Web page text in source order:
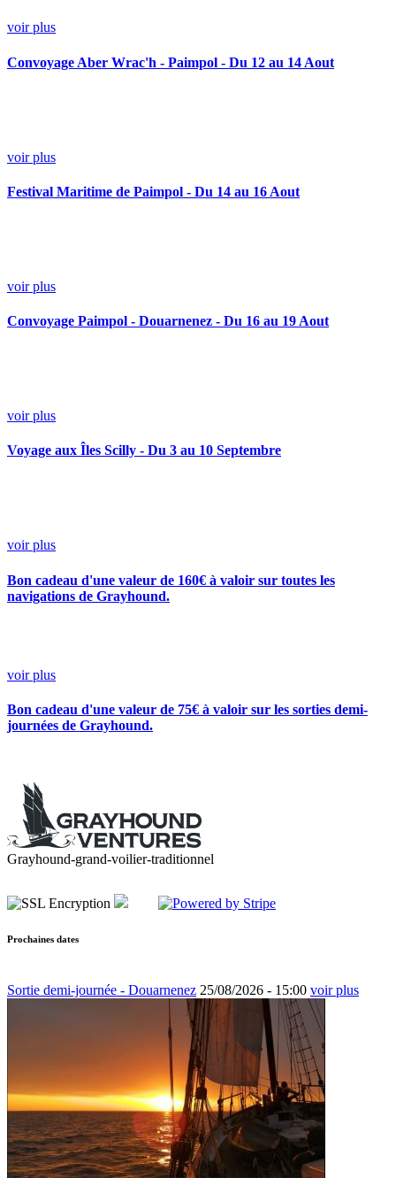
voir plus
Convoyage Aber Wrac'h - Paimpol - Du 12 au 14 Aout
voir plus
Festival Maritime de Paimpol - Du 14 au 16 Aout
voir plus
Convoyage Paimpol - Douarnenez - Du 16 au 19 Aout
voir plus
Voyage aux Îles Scilly - Du 3 au 10 Septembre
voir plus
Bon cadeau d'une valeur de 160€ à valoir sur toutes les
navigations de Grayhound.
voir plus
Bon cadeau d'une valeur de 75€ à valoir sur les sorties demi-
journées de Grayhound.
Grayhound-grand-voilier-traditionnel
Prochaines dates
Sortie demi-journée - Douarnenez 25/08/2026 - 15:00 voir plus